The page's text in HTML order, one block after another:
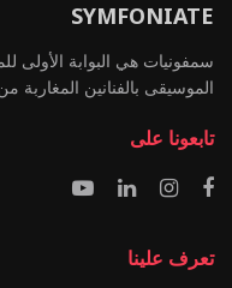
SYMFONIATE
سمفونيات هي البوابة الأولى
الموسيقى بالفنانين
تابعونا على
تعرف علينا